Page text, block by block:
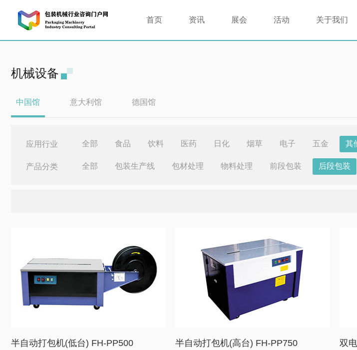
首页 资讯 展会 活动 关于我们
机械设备
中国馆 意大利馆 德国馆
应用行业 全部 食品 饮料 医药 日化 烟草 电子 五金 其
产品分类 全部 包装生产线 包材处理 物料处理 前段包装 后段包装
半自动打包机(低台) FH-PP500 半自动打包机(高台) FH-PP750 双